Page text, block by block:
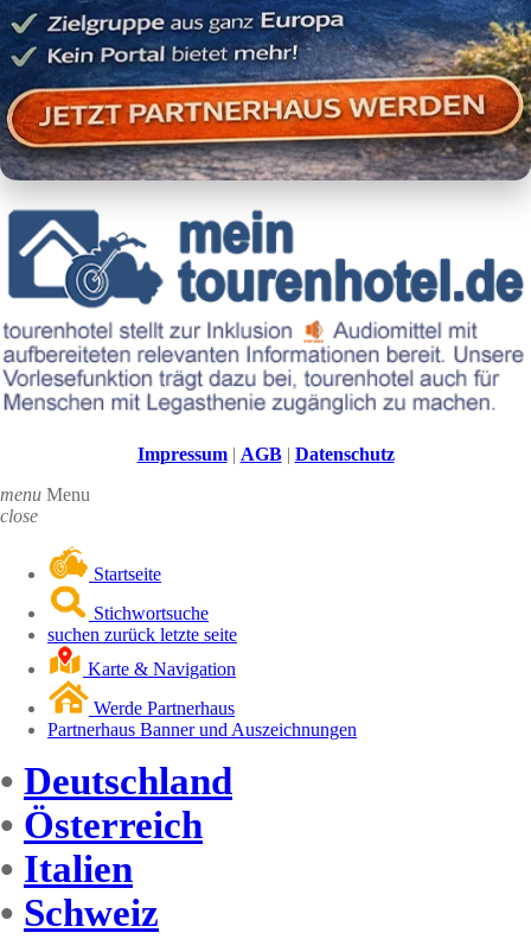
Impressum| AGB| Datenschutz
menu Menu
close
Startseite
Stichwortsuche
suchen zurück letzte seite
Karte & Navigation
Werde Partnerhaus
Partnerhaus Banner und Auszeichnungen
• Deutschland
• Österreich
• Italien
• Schweiz